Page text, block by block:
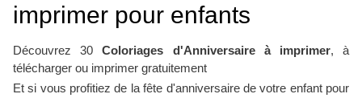
imprimer pour enfants
Découvrez 30Coloriages d'Anniversaire à imprimer, à
télécharger ou imprimer gratuitement
Et si vous profitiez de la fête d'anniversaire de votre enfant pour